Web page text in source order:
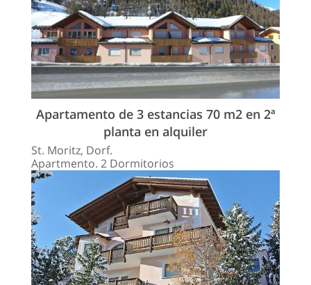
Apartamento de 3 estancias 70 m2 en 2ª
planta en alquiler
St. Moritz, Dorf.
Apartmento. 2 Dormitorios